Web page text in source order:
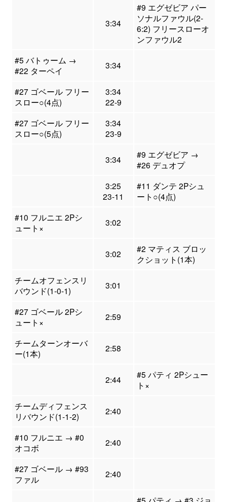
3:34
#9 エグゼビア パー
ソナルファウル(2-
6:2) フリースローオ
ンファウル2
#5 バトゥーム →
#22 ターペイ
3:34
#27 ゴベール フリー
スロー○(4点)
3:34
22-9
#27 ゴベール フリー
スロー○(5点)
3:34
23-9
3:34
#9 エグゼビア →
#26 デュオプ
3:25
23-11
#11 ダンテ 2Pシュ
ート○(4点)
#10 フルニエ 2Pシ
ュート×
3:02
3:02
#2 マティス ブロッ
クショット(1本)
チームオフェンスリ
バウンド(1-0-1)
3:01
#27 ゴベール 2Pシ
ュート×
2:59
チームターンオーバ
ー(1本)
2:58
2:44
#5 パティ 2Pシュー
ト×
チームディフェンス
リバウンド(1-1-2)
2:40
#10 フルニエ → #0
オコボ
2:40
#27 ゴベール → #93
ファル
2:40